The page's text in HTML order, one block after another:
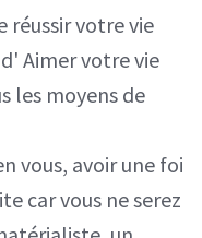
votre vie
Aimer votre vie
les moyens de
vous, avoir une foi
car vous ne serez